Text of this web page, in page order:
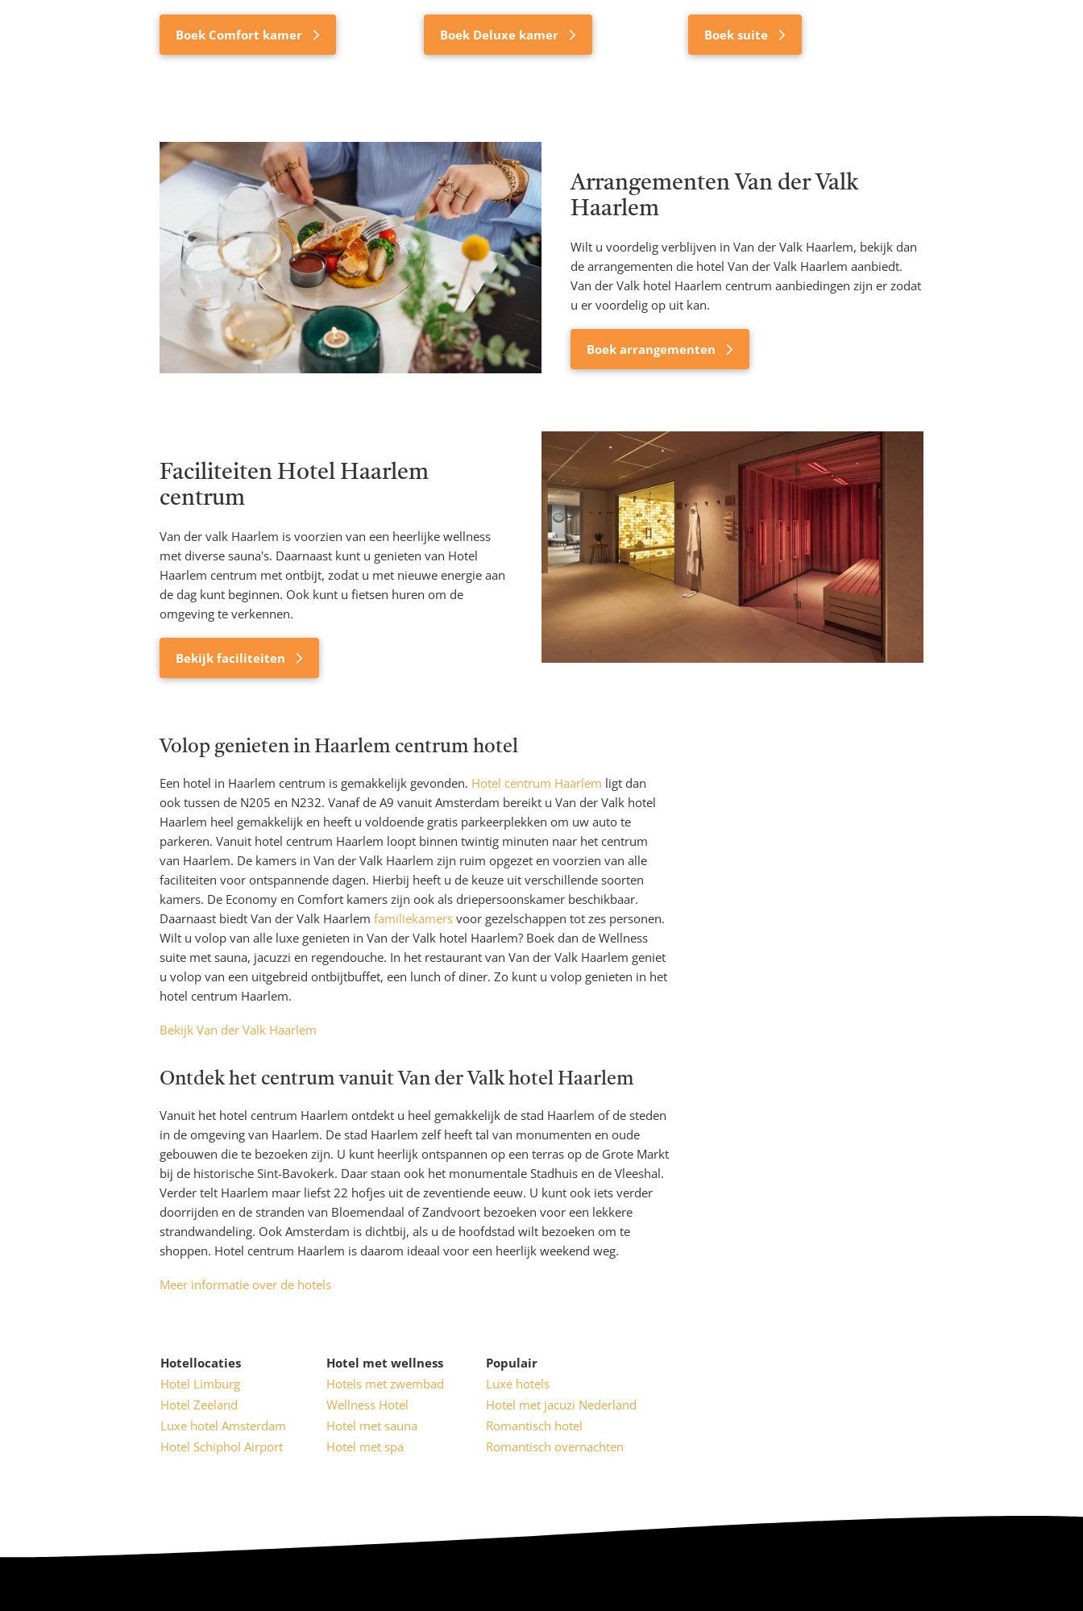
Boek Comfort kamer Boek Deluxe kamer Boek suite
Arrangementen Van der Valk
Haarlem
Wilt u voordelig verblijven in Van der Valk Haarlem, bekijk dan
de arrangementen die hotel Van der Valk Haarlem aanbiedt.
Van der Valk hotel Haarlem centrum aanbiedingen zijn er zodat
u er voordelig op uit kan.
Boek arrangementen
Faciliteiten Hotel Haarlem
centrum
Van der valk Haarlem is voorzien van een heerlijke wellness
met diverse sauna's. Daarnaast kunt u genieten van Hotel
Haarlem centrum met ontbijt, zodat u met nieuwe energie aan
de dag kunt beginnen. Ook kunt u fietsen huren om de
omgeving te verkennen.
Bekijk faciliteiten
Volop genieten in Haarlem centrum hotel
Een hotel in Haarlem centrum is gemakkelijk gevonden. Hotel centrum Haarlem ligt dan
ook tussen de N205 en N232. Vanaf de A9 vanuit Amsterdam bereikt u Van der Valk hotel
Haarlem heel gemakkelijk en heeft u voldoende gratis parkeerplekken om uw auto te
parkeren. Vanuit hotel centrum Haarlem loopt binnen twintig minuten naar het centrum
van Haarlem. De kamers in Van der Valk Haarlem zijn ruim opgezet en voorzien van alle
faciliteiten voor ontspannende dagen. Hierbij heeft u de keuze uit verschillende soorten
kamers. De Economy en Comfort kamers zijn ook als driepersoonskamer beschikbaar.
Daarnaast biedt Van der Valk Haarlem familiekamers voor gezelschappen tot zes personen.
Wilt u volop van alle luxe genieten in Van der Valk hotel Haarlem? Boek dan de Wellness
suite met sauna, jacuzzi en regendouche. In het restaurant van Van der Valk Haarlem geniet
u volop van een uitgebreid ontbijtbuffet, een lunch of diner. Zo kunt u volop genieten in het
hotel centrum Haarlem.
Bekijk Van der Valk Haarlem
Ontdek het centrum vanuit Van der Valk hotel Haarlem
Vanuit het hotel centrum Haarlem ontdekt u heel gemakkelijk de stad Haarlem of de steden
in de omgeving van Haarlem. De stad Haarlem zelf heeft tal van monumenten en oude
gebouwen die te bezoeken zijn. U kunt heerlijk ontspannen op een terras op de Grote Markt
bij de historische Sint-Bavokerk. Daar staan ook het monumentale Stadhuis en de Vleeshal.
Verder telt Haarlem maar liefst 22 hofjes uit de zeventiende eeuw. U kunt ook iets verder
doorrijden en de stranden van Bloemendaal of Zandvoort bezoeken voor een lekkere
strandwandeling. Ook Amsterdam is dichtbij, als u de hoofdstad wilt bezoeken om te
shoppen. Hotel centrum Haarlem is daarom ideaal voor een heerlijk weekend weg.
Meer informatie over de hotels
Hotellocaties Hotel met wellness
Populair
Hotel Limburg
Hotels met zwembad
Luxe hotels
Hotel Zeeland
Wellness Hotel
Hotel met jacuzi Nederland
Luxe hotel Amsterdam
Hotel met sauna
Romantisch hotel
Hotel Schiphol Airport
Hotel met spa Romantisch overnachten